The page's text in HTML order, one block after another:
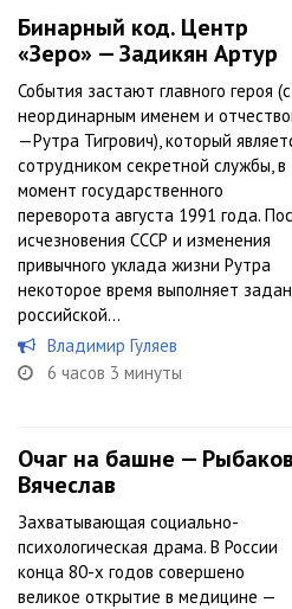
Бинарный код. Центр
«Зеро» — Задикян Артур
События застают главного героя (с
неординарным именем и
—Рутра Тигрович), который
сотрудником секретной службы, в
момент государственного
переворота августа 1991 года.
исчезновения СССР и изменения
привычного уклада жизни Рутра
некоторое время выполняет
российской...
Владимир Гуляев
6 часов 3 минуты
Очаг на башне — Рыбаков
Вячеслав
Захватывающая социально-
психологическая драма. В России
конца 80-х годов совершено
великое открытие в медицине —